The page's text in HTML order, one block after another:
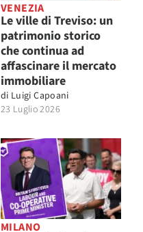
VENEZIA
Le ville di Treviso: un
patrimonio storico
che continua ad
affascinare il mercato
immobiliare
di Luigi Capoani
23 Luglio 2026
MILANO